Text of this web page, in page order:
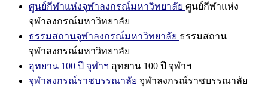
ศูนย์กีฬาแห่งจุฬาลงกรณ์มหาวิทยาลัย ศูนย์กีฬาแห่ง
จุฬาลงกรณ์มหาวิทยาลัย
ธรรมสถานจุฬาลงกรณ์มหาวิทยาลัย ธรรมสถาน
จุฬาลงกรณ์มหาวิทยาลัย
อุทยาน 100 ปี จุฬาฯ อุทยาน 100 ปี จุฬาฯ
จุฬาลงกรณ์ราชบรรณาลัย จุฬาลงกรณ์ราชบรรณาลัย